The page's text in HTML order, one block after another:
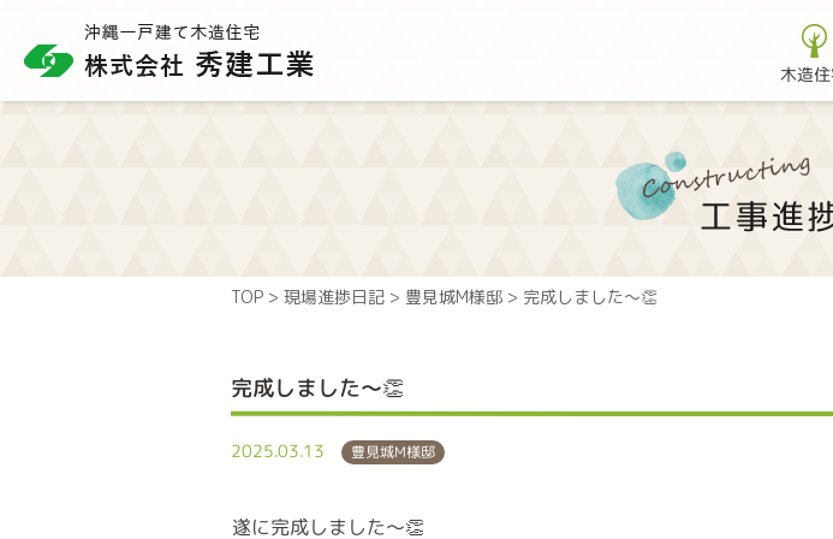
木造
TOP > 現場進捗日記 > 豊見城M様邸 > 完成しました～👏
完成しました～👏
2025.03.13 豊見城M様邸
遂に完成しました～👏